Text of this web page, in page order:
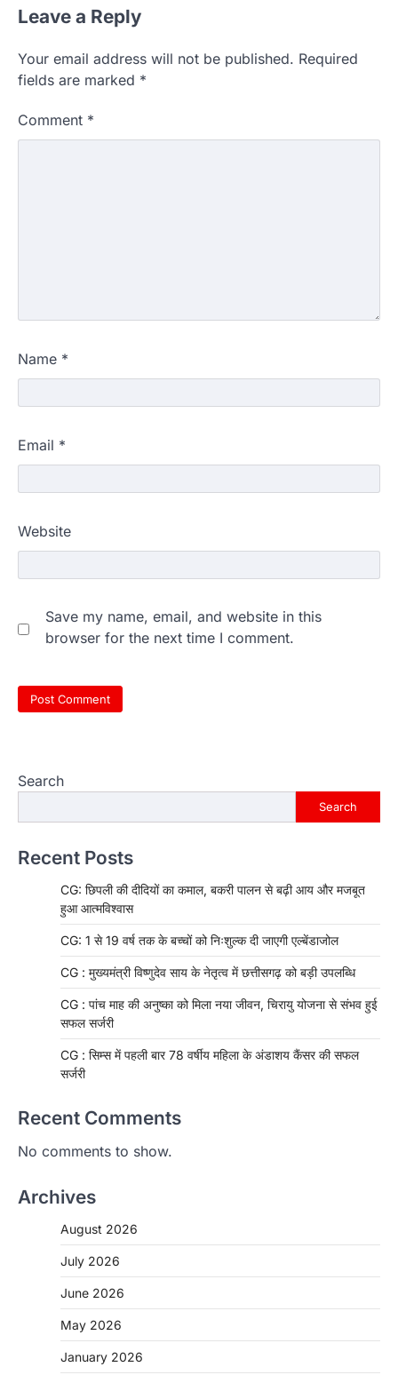
Leave a Reply
Your email address will not be published. Required
fields are marked *
Comment *
Name *
Email *
Website
Save my name, email, and website in this
browser for the next time I comment.
Search
Search
Recent Posts
CG: छिपली की दीदियों का कमाल, बकरी पालन से बढ़ी आय और मजबूत
हुआ आत्मविश्वास
CG: 1 से 19 वर्ष तक के बच्चों को निःशुल्क दी जाएगी एल्बेंडाजोल
CG : मुख्यमंत्री विष्णुदेव साय के नेतृत्व में छत्तीसगढ़ को बड़ी उपलब्धि
CG : पांच माह की अनुष्का को मिला नया जीवन, चिरायु योजना से संभव हुई
सफल सर्जरी
CG : सिम्स में पहली बार 78 वर्षीय महिला के अंडाशय कैंसर की सफल
सर्जरी
Recent Comments
No comments to show.
Archives
August 2026
July 2026
June 2026
May 2026
January 2026
CHHATTISGARH
जाएगी एल्बेंडाजोल
More Khabar August 7, 2026